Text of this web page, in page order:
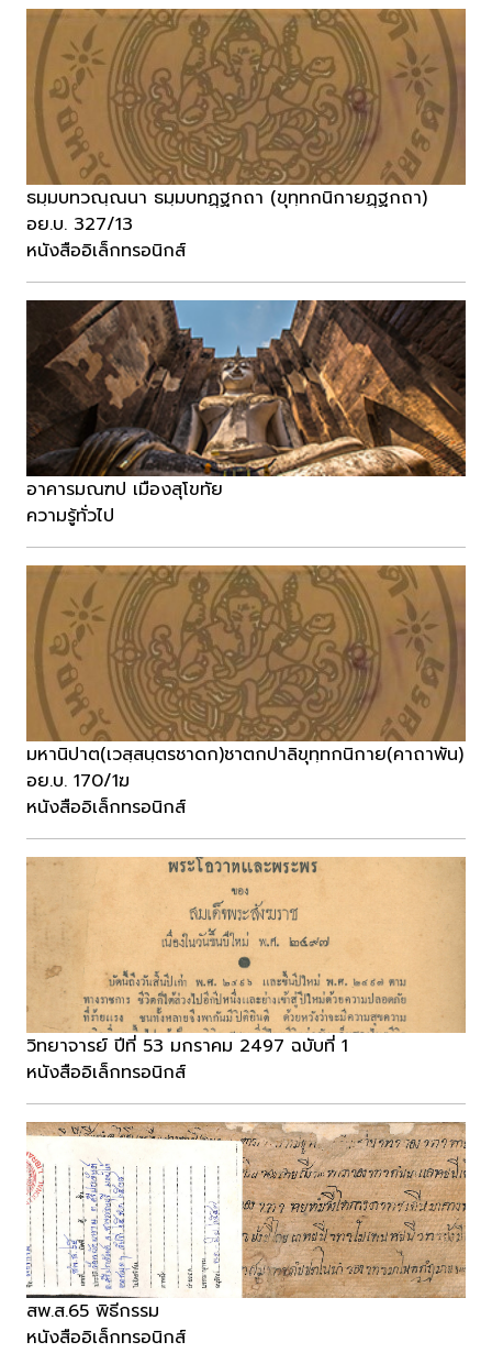
ธมฺมบทวณฺณนา ธมฺมบทฏฺฐกถา (ขุทฺทกนิกายฏฺฐกถา)
อย.บ. 327/13
หนังสืออิเล็กทรอนิกส์
อาคารมณฑป เมืองสุโขทัย
ความรู้ทั่วไป
มหานิปาต(เวสฺสนฺตรชาดก)ชาตกปาลิขุทฺทกนิกาย(คาถาพัน)
อย.บ. 170/1ฆ
หนังสืออิเล็กทรอนิกส์
วิทยาจารย์ ปีที่ 53 มกราคม 2497 ฉบับที่ 1
หนังสืออิเล็กทรอนิกส์
สพ.ส.65 พิธีกรรม
หนังสืออิเล็กทรอนิกส์